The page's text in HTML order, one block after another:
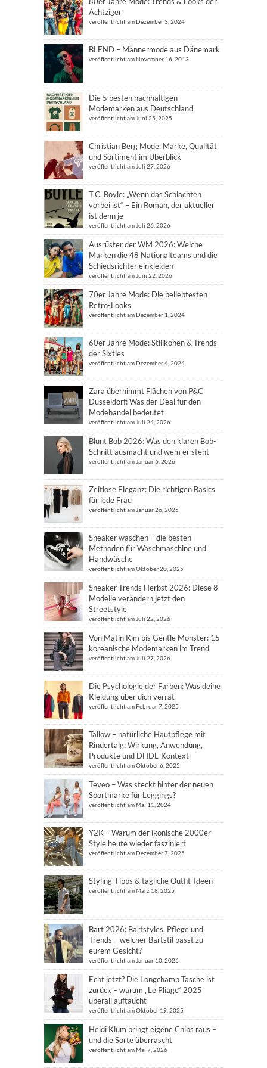
Achtziger
veröffentlicht am Dezember 3, 2024
BLEND – Männermode aus Dänemark
veröffentlicht am November 16, 2013
Die 5 besten nachhaltigen
Modemarken aus Deutschland
veröffentlicht am Juni 25, 2025
Christian Berg Mode: Marke, Qualität
und Sortiment im Überblick
veröffentlicht am Juli 27, 2026
T.C. Boyle: „Wenn das Schlachten
vorbei ist“ – Ein Roman, der aktueller
ist denn je
veröffentlicht am Juli 26, 2026
Ausrüster der WM 2026: Welche
Marken die 48 Nationalteams und die
Schiedsrichter einkleiden
veröffentlicht am Juni 22, 2026
70er Jahre Mode: Die beliebtesten
Retro-Looks
veröffentlicht am Dezember 1, 2024
60er Jahre Mode: Stilikonen & Trends
der Sixties
veröffentlicht am Dezember 4, 2024
Zara übernimmt Flächen von P&C
Düsseldorf: Was der Deal für den
Modehandel bedeutet
veröffentlicht am Juli 24, 2026
Blunt Bob 2026: Was den klaren Bob-
Schnitt ausmacht und wem er steht
veröffentlicht am Januar 6, 2026
Zeitlose Eleganz: Die richtigen Basics
für jede Frau
veröffentlicht am Januar 26, 2025
Sneaker waschen – die besten
Methoden für Waschmaschine und
Handwäsche
veröffentlicht am Oktober 20, 2025
Sneaker Trends Herbst 2026: Diese 8
Modelle verändern jetzt den
Streetstyle
veröffentlicht am Juli 22, 2026
Von Matin Kim bis Gentle Monster: 15
koreanische Modemarken im Trend
veröffentlicht am Juli 27, 2026
Die Psychologie der Farben: Was deine
Kleidung über dich verrät
veröffentlicht am Februar 7, 2025
Tallow – natürliche Hautpflege mit
Rindertalg: Wirkung, Anwendung,
Produkte und DHDL-Kontext
veröffentlicht am Oktober 6, 2025
Teveo – Was steckt hinter der neuen
Sportmarke für Leggings?
veröffentlicht am Mai 11, 2024
Y2K – Warum der ikonische 2000er
Style heute wieder fasziniert
veröffentlicht am Dezember 7, 2025
Styling-Tipps & tägliche Outfit-Ideen
veröffentlicht am März 18, 2025
Bart 2026: Bartstyles, Pflege und
Trends – welcher Bartstil passt zu
eurem Gesicht?
veröffentlicht am Januar 10, 2026
Echt jetzt? Die Longchamp Tasche ist
zurück – warum „Le Pliage“ 2025
überall auftaucht
veröffentlicht am Oktober 19, 2025
Heidi Klum bringt eigene Chips raus –
und die Sorte überrascht
veröffentlicht am Mai 7, 2026